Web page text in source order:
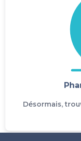
Désormais,